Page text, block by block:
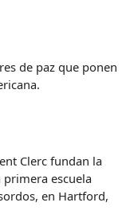
de paz que ponen
Clerc fundan la
primera escuela
en Hartford,